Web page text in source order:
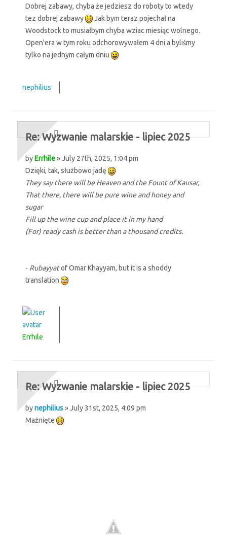
Dobrej zabawy, chyba że jedziesz do roboty to wtedy
tez dobrej zabawy
Jak bym teraz pojechał na
Woodstock to musiałbym chyba wziac miesiąc wolnego.
Open'era w tym roku odchorowywałem 4 dni a byliśmy
tylko na jednym całym dniu
nephilius
Re: Wyzwanie malarskie - lipiec 2025
byErrhile» July 27th, 2025, 1:04 pm
Dzięki, tak, służbowo jadę
They say there will be Heaven and the Fount of Kausar,
That there, there will be pure wine and honey and
sugar
Fill up the wine cup and place it in my hand
(For) ready cash is better than a thousand credits.
- Rubayyatof Omar Khayyam, but it is a shoddy
translation
Errhile
Re: Wyzwanie malarskie - lipiec 2025
bynephilius» July 31st, 2025, 4:09 pm
Maźnięte